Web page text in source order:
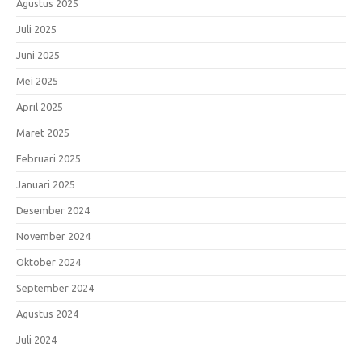
Agustus 2025
Juli 2025
Juni 2025
Mei 2025
April 2025
Maret 2025
Februari 2025
Januari 2025
Desember 2024
November 2024
Oktober 2024
September 2024
Agustus 2024
Juli 2024